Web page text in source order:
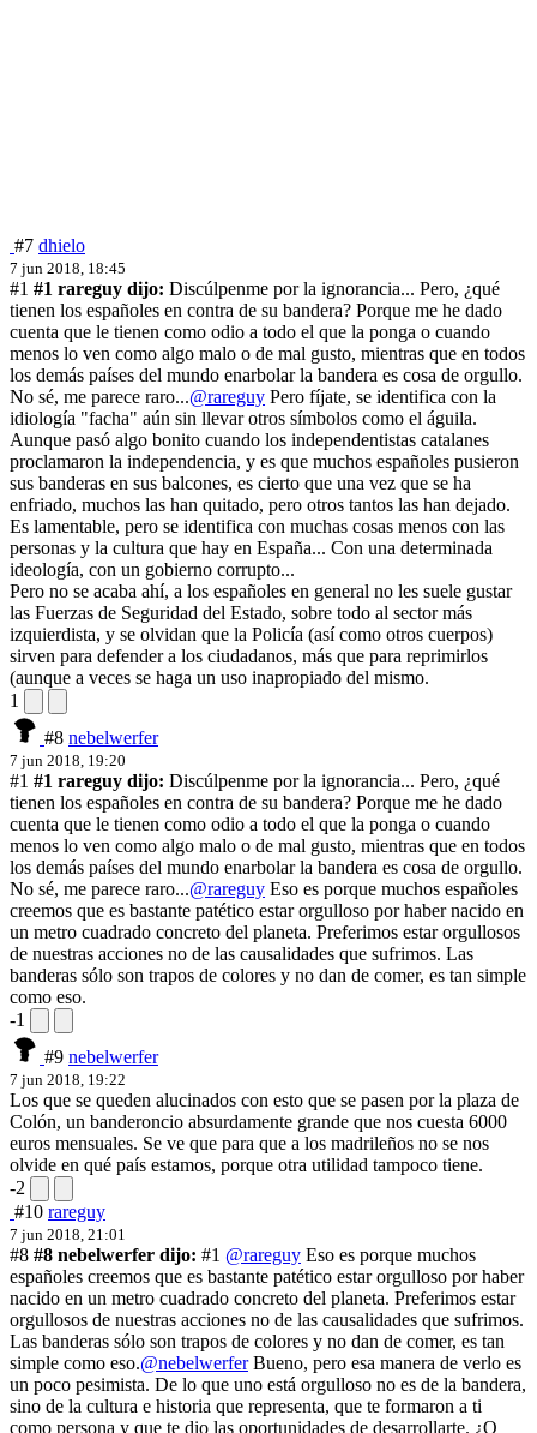
#7 dhielo
7 jun 2018, 18:45
#1 #1 rareguy dijo: Discúlpenme por la ignorancia... Pero, ¿qué
tienen los españoles en contra de su bandera? Porque me he dado
cuenta que le tienen como odio a todo el que la ponga o cuando
menos lo ven como algo malo o de mal gusto, mientras que en todos
los demás países del mundo enarbolar la bandera es cosa de orgullo.
No sé, me parece raro...@rareguy Pero fíjate, se identifica con la
idiología "facha" aún sin llevar otros símbolos como el águila.
Aunque pasó algo bonito cuando los independentistas catalanes
proclamaron la independencia, y es que muchos españoles pusieron
sus banderas en sus balcones, es cierto que una vez que se ha
enfriado, muchos las han quitado, pero otros tantos las han dejado.
Es lamentable, pero se identifica con muchas cosas menos con las
personas y la cultura que hay en España... Con una determinada
ideología, con un gobierno corrupto...
Pero no se acaba ahí, a los españoles en general no les suele gustar
las Fuerzas de Seguridad del Estado, sobre todo al sector más
izquierdista, y se olvidan que la Policía (así como otros cuerpos)
sirven para defender a los ciudadanos, más que para reprimirlos
(aunque a veces se haga un uso inapropiado del mismo.
1
#8 nebelwerfer
7 jun 2018, 19:20
#1 #1 rareguy dijo: Discúlpenme por la ignorancia... Pero, ¿qué
tienen los españoles en contra de su bandera? Porque me he dado
cuenta que le tienen como odio a todo el que la ponga o cuando
menos lo ven como algo malo o de mal gusto, mientras que en todos
los demás países del mundo enarbolar la bandera es cosa de orgullo.
No sé, me parece raro...@rareguy Eso es porque muchos españoles
creemos que es bastante patético estar orgulloso por haber nacido en
un metro cuadrado concreto del planeta. Preferimos estar orgullosos
de nuestras acciones no de las causalidades que sufrimos. Las
banderas sólo son trapos de colores y no dan de comer, es tan simple
como eso.
-1
#9 nebelwerfer
7 jun 2018, 19:22
Los que se queden alucinados con esto que se pasen por la plaza de
Colón, un banderoncio absurdamente grande que nos cuesta 6000
euros mensuales. Se ve que para que a los madrileños no se nos
olvide en qué país estamos, porque otra utilidad tampoco tiene.
-2
#10 rareguy
7 jun 2018, 21:01
#8 #8 nebelwerfer dijo: #1 @rareguy Eso es porque muchos
españoles creemos que es bastante patético estar orgulloso por haber
nacido en un metro cuadrado concreto del planeta. Preferimos estar
orgullosos de nuestras acciones no de las causalidades que sufrimos.
Las banderas sólo son trapos de colores y no dan de comer, es tan
simple como eso.@nebelwerferBueno, pero esa manera de verlo es
un poco pesimista. De lo que uno está orgulloso no es de la bandera,
sino de la cultura e historia que representa, que te formaron a ti
como persona y que te dio las oportunidades de desarrollarte. ¿O